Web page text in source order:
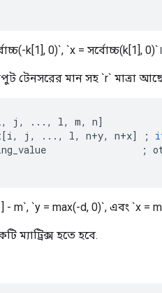
k[1], 0)`, `x = সর্বোচ্চ(k[1], 0)`।
টেনসরের মান সহ `r` মাত্রা আছে
, j , ..., l, m, n]
[i, j , ..., l, n+y, n+x] ;
;
- m`, `y = max(-d, 0)`, এবং `x =
ম্যাট্রিক্স হতে হবে.